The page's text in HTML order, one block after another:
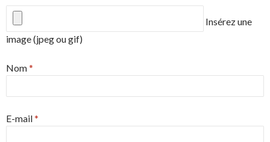
Insérez une
image (jpeg ou gif)
Nom*
E-mail*